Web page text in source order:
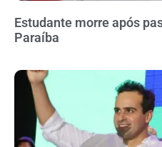
Estudante morre após
Paraíba